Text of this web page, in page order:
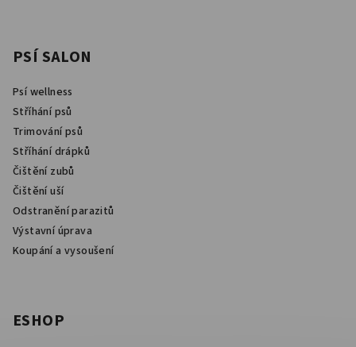
PSÍ SALON
Psí wellness
Stříhání psů
Trimování psů
Stříhání drápků
Čištění zubů
Čištění uší
Odstranění parazitů
Výstavní úprava
Koupání a vysoušení
ESHOP